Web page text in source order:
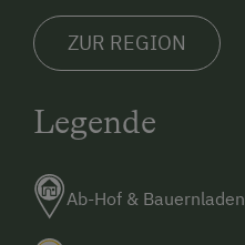
ZUR REGION
Legende
Ab-Hof & Bauernladen